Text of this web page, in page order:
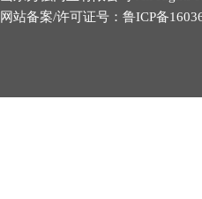
网站备案/许可证号： 鲁ICP备